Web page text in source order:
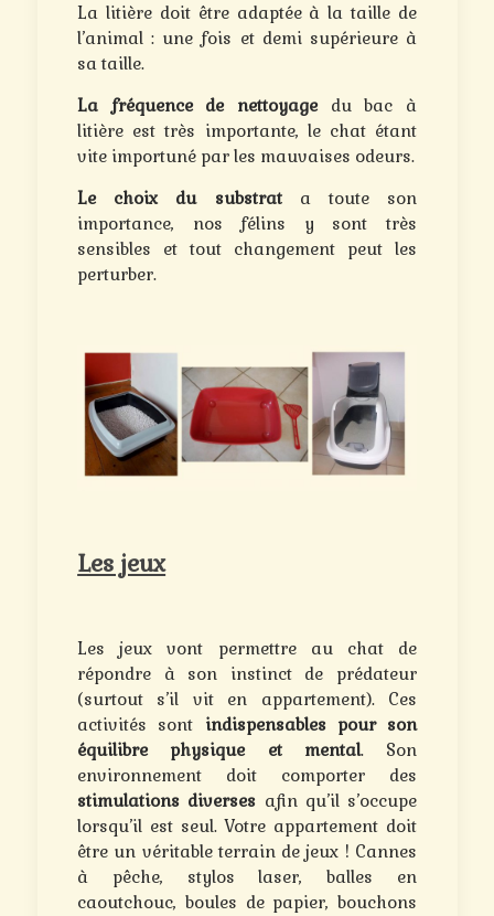
La litière doit être adaptée à la taille de
l’animal : une fois et demi supérieure à
sa taille.
La fréquence de nettoyagedu bac à
litière est très importante, le chat étant
vite importuné par les mauvaises odeurs.
Le choix du substrata toute son
importance, nos félins y sont très
sensibles et tout changement peut les
perturber.
Les jeux
Les jeux vont permettre au chat de
répondre à son instinct de prédateur
(surtout s’il vit en appartement). Ces
activités sont indispensables pour son
équilibre physique et mental. Son
environnement doit comporter des
stimulations diverses afin qu’il s’occupe
lorsqu’il est seul. Votre appartement doit
être un véritable terrain de jeux ! Cannes
à pêche, stylos laser, balles en
caoutchouc, boules de papier, bouchons